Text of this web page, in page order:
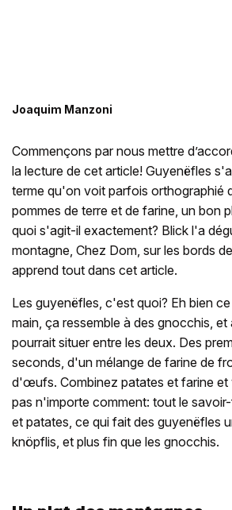
Joaquim Manzoni
Commençons par nous mettre
la lecture de cet article! Guyenëfles
terme qu'on voit parfois orthographié
pommes de terre et de farine, un bon
quoi s'agit-il exactement? Blick l'a
montagne, Chez Dom, sur les bords
apprend tout dans cet article.
Les guyenëfles, c'est quoi? Eh bien
main, ça ressemble à des gnocchis,
pourrait situer entre les deux. Des
seconds, d'un mélange de farine de
d'œufs. Combinez patates et farine et
pas n'importe comment: tout le
et patates, ce qui fait des guyenëfles
knöpflis, et plus fin que les gnocchis.